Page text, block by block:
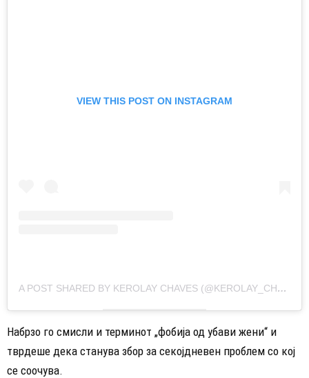
VIEW THIS POST ON INSTAGRAM
A POST SHARED BY KEROLAY CHAVES (@KEROLAY_CHAVES)
Набрзо го смисли и терминот „фобија од убави жени“ и
тврдеше дека станува збор за секојдневен проблем со кој
се соочува.